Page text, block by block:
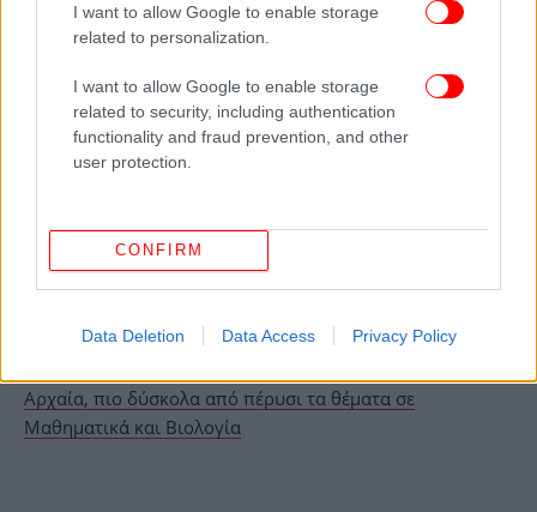
I want to allow Google to enable storage
related to personalization.
I want to allow Google to enable storage
related to security, including authentication
functionality and fraud prevention, and other
user protection.
CONFIRM
Data Deletion Data Access Privacy Policy
Η υπέρβαση των ορίων αυτών συνεπάγεται
πρόστιμα, αφαίρεση διπλώματος και, στις
σοβαρότερες περιπτώσεις, ποινικές κυρώσεις.
ΟΛΕΣ ΟΙ ΕΙΔΗΣΕΙΣ
καταστροφής, ένας νεκρός
Άδωνις: «Έτσι βρέθηκα στο ίδιο τραπέζι με τον
κάνει για την πολιτική αυτός ο άνθρωπος»
Αρχαία, πιο δύσκολα από πέρυσι τα θέματα σε
Μαθηματικά και Βιολογία